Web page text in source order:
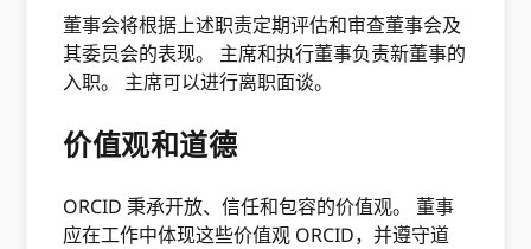
董事会将根据上述职责定期评估和审查董事会及
其委员会的表现。 主席和执行董事负责新董事的
入职。 主席可以进行离职面谈。
价值观和道德
ORCID 秉承开放、信任和包容的价值观。 董事
应在工作中体现这些价值观 ORCID，并遵守道